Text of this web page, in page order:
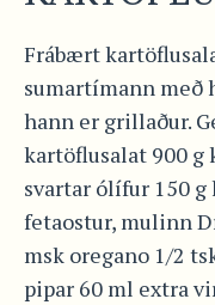
Frábært
sumartímann með
hann er grillaður.
kartöflusalat 900 g
svartar ólífur 150
fetaostur, mulinn
msk oregano 1/2
pipar 60 ml extra